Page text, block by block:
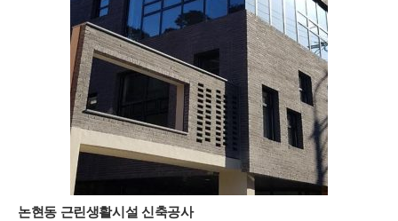
논현동 근린생활시설 신축공사